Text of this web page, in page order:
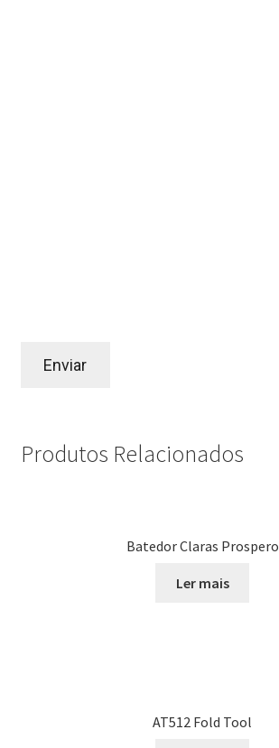
Produtos Relacionados
Batedor Claras Prospero
Ler mais
AT512 Fold Tool